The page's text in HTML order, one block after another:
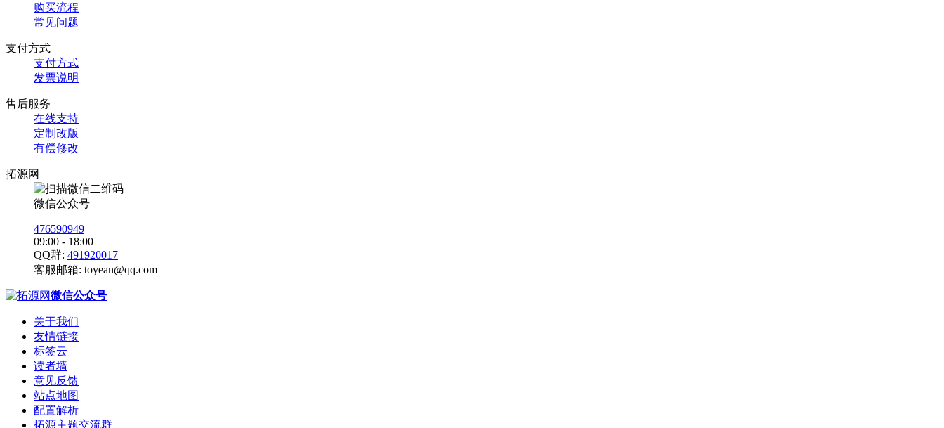
购买流程
常见问题
支付方式
支付方式
发票说明
售后服务
在线支持
定制改版
有偿修改
拓源网
微信公众号
476590949
09:00 - 18:00
QQ群: 491920017
客服邮箱: toyean@qq.com
微信公众号
关于我们
友情链接
标签云
读者墙
意见反馈
站点地图
配置解析
拓源主题交流群